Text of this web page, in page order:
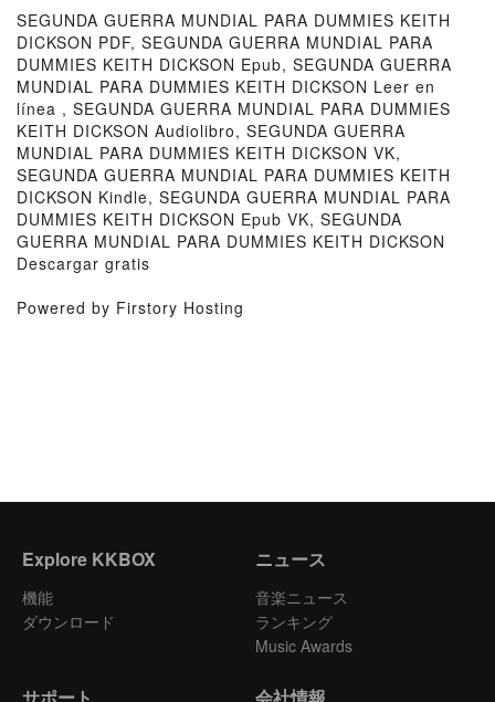
SEGUNDA GUERRA MUNDIAL PARA DUMMIES KEITH
DICKSON PDF, SEGUNDA GUERRA MUNDIAL PARA
DUMMIES KEITH DICKSON Epub, SEGUNDA GUERRA
MUNDIAL PARA DUMMIES KEITH DICKSON Leer en
línea , SEGUNDA GUERRA MUNDIAL PARA DUMMIES
KEITH DICKSON Audiolibro, SEGUNDA GUERRA
MUNDIAL PARA DUMMIES KEITH DICKSON VK,
SEGUNDA GUERRA MUNDIAL PARA DUMMIES KEITH
DICKSON Kindle, SEGUNDA GUERRA MUNDIAL PARA
DUMMIES KEITH DICKSON Epub VK, SEGUNDA
GUERRA MUNDIAL PARA DUMMIES KEITH DICKSON
Descargar gratis
Powered by Firstory Hosting
Explore KKBOX
機能
ダウンロード
ニュース
音楽ニュース
ランキング
Music Awards